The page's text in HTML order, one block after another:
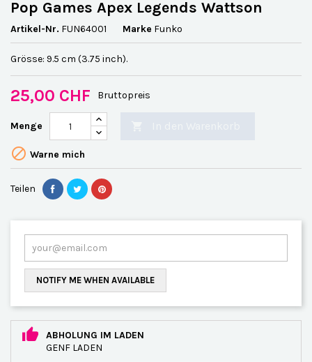
Pop Games Apex Legends Wattson
Artikel-Nr. FUN64001 Marke Funko
Grösse: 9.5 cm (3.75 inch).
25,00 CHF Bruttopreis
Menge
 Warne mich
Teilen
NOTIFY ME WHEN AVAILABLE
ABHOLUNG IM LADEN
GENF LADEN